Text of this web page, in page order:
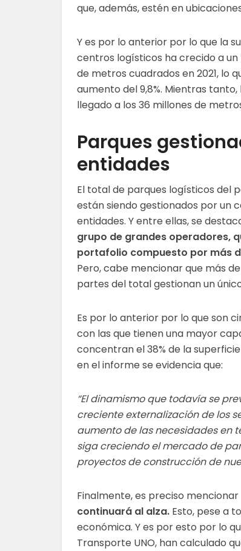
que, además, estén en
Y es por lo anterior por lo que la
centros logísticos ha crecido a
de metros cuadrados en 2021, lo
aumento del 9,8%. Mientras
llegado a los 36 millones de
Parques
entidades
El total de parques logísticos del
están siendo gestionados por un
entidades. Y entre ellas, se
grupo de grandes operadores,
portafolio compuesto por más
Pero, cabe mencionar que más
partes del total gestionan un
Es por lo anterior por lo que son
con las que tienen una mayor
concentran el 38% de la
en el informe se evidencia que:
“El dinamismo que todavía se
creciente externalización de los
aumento de las necesidades en
siga creciendo el mercado de
proyectos de construcción de
Finalmente, es preciso mencionar
continuará al alza. Esto, pese a
económica. Y es por esto por lo
Transporte UNO, han calculado